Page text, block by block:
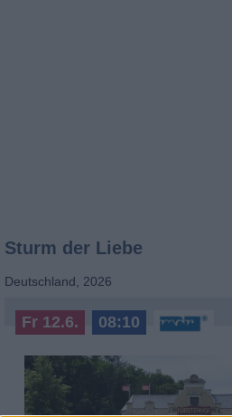
Sturm der Liebe
Deutschland 2026
Fr 12.6. 08:10